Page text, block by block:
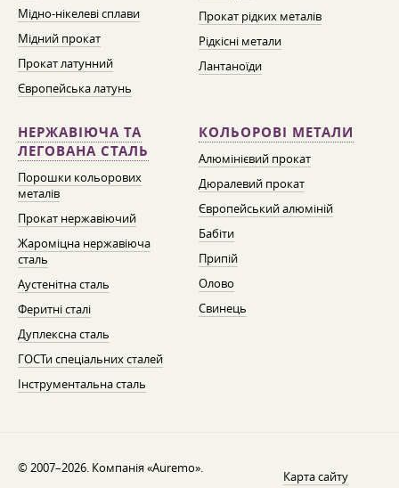
Мідно-нікелеві сплави
Мідний прокат
Прокат латунний
Європейська латунь
Прокат рідких металів
Рідкісні метали
Лантаноїди
НЕРЖАВІЮЧА ТА
ЛЕГОВАНА СТАЛЬ
Порошки кольорових
металів
Прокат нержавіючий
Жароміцна нержавіюча
сталь
Аустенітна сталь
Феритні сталі
Дуплексна сталь
ГОСТи спеціальних сталей
Інструментальна сталь
КОЛЬОРОВІ МЕТАЛИ
Алюмінієвий прокат
Дюралевий прокат
Європейський алюміній
Бабіти
Припій
Олово
Свинець
© 2007–2026. Компанія «Auremo».
Карта сайту